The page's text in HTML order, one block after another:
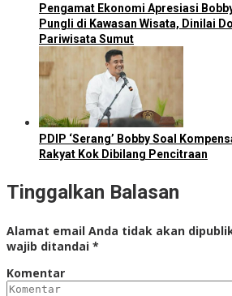
Pengamat Ekonomi Apresiasi
Pungli di Kawasan Wisata, Dinilai
Pariwisata Sumut
PDIP ‘Serang’ Bobby Soal
Rakyat Kok Dibilang Pencitraan
Tinggalkan Balasan
Alamat email Anda tidak akan
wajib ditandai *
Komentar